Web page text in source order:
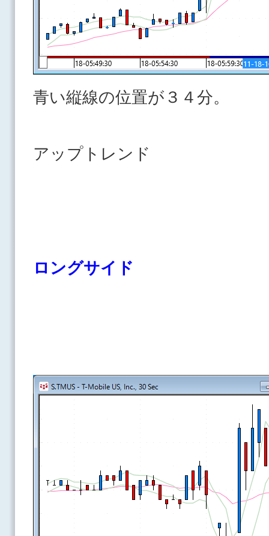
青い縦線の位置が３４分。
アップトレンド
ロングサイド